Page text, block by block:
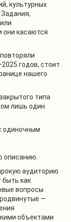
культурных
они касаются
годов, стоит
нашего
типа
лишь один
одиночным
описанию.
аудиторию
быть как
вопросы
—
объектами